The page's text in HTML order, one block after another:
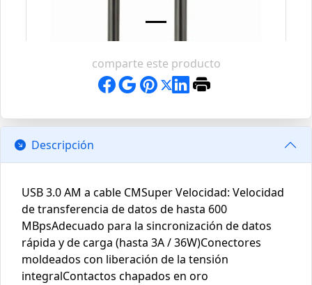
comparte este producto
Descripción
USB 3.0 AM a cable CMSuper Velocidad: Velocidad
de transferencia de datos de hasta 600
MBpsAdecuado para la sincronización de datos
rápida y de carga (hasta 3A / 36W)Conectores
moldeados con liberación de la tensión
integralContactos chapados en oro